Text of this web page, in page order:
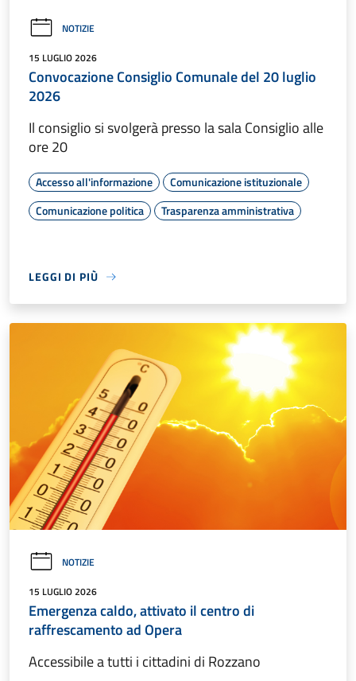
NOTIZIE
15 LUGLIO 2026
Convocazione Consiglio Comunale del 20 luglio
2026
Il consiglio si svolgerà presso la sala Consiglio alle
ore 20
Accesso all'informazione
Comunicazione istituzionale
Comunicazione politica
Trasparenza amministrativa
LEGGI DI PIÙ
NOTIZIE
15 LUGLIO 2026
Emergenza caldo, attivato il centro di
raffrescamento ad Opera
Accessibile a tutti i cittadini di Rozzano